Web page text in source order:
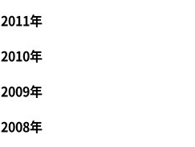
2011年
2010年
2009年
2008年